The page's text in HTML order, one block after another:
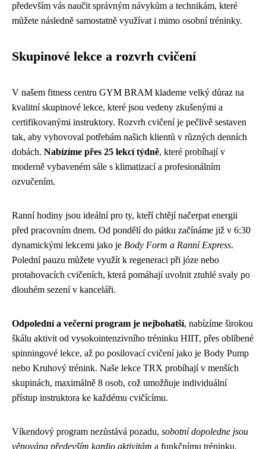
především vás naučit správným návykům a technikám, které
můžete následně samostatně využívat i mimo osobní tréninky.
Skupinové lekce a rozvrh cvičení
V našem fitness centru GYM BRAM klademe velký důraz na
kvalitní skupinové lekce, které jsou vedeny zkušenými a
certifikovanými instruktory. Rozvrh cvičení je pečlivě sestaven
tak, aby vyhovoval potřebám našich klientů v různých denních
dobách. Nabízíme přes 25 lekcí týdně, které probíhají v
moderně vybaveném sále s klimatizací a profesionálním
ozvučením.
Ranní hodiny jsou ideální pro ty, kteří chtějí načerpat energii
před pracovním dnem. Od pondělí do pátku začínáme již v 6:30
dynamickými lekcemi jako je Body Form a Ranní Express.
Polední pauzu můžete využít k regeneraci při józe nebo
protahovacích cvičeních, která pomáhají uvolnit ztuhlé svaly po
dlouhém sezení v kanceláři.
Odpolední a večerní program je nejbohatší, nabízíme širokou
škálu aktivit od vysokointenzivního tréninku HIIT, přes oblíbené
spinningové lekce, až po posilovací cvičení jako je Body Pump
nebo Kruhový trénink. Naše lekce TRX probíhají v menších
skupinách, maximálně 8 osob, což umožňuje individuální
přístup instruktora ke každému cvičícímu.
Víkendový program nezůstává pozadu, sobotní dopoledne jsou
věnována především kardio aktivitám a funkčnímu tréninku.